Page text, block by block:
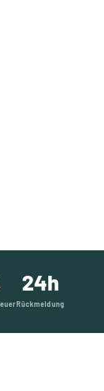
24h
Rückmeldung